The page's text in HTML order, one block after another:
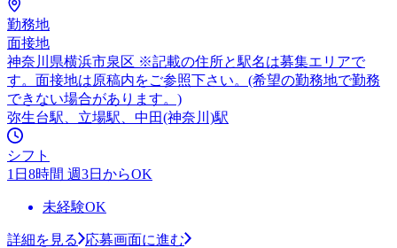
勤務地
面接地
神奈川県横浜市泉区 ※記載の住所と駅名は募集エリアで
す。面接地は原稿内をご参照下さい。(希望の勤務地で勤務
できない場合があります。)
弥生台駅、立場駅、中田(神奈川)駅
シフト
1日8時間 週3日からOK
未経験OK
詳細を見る
応募画面に進む